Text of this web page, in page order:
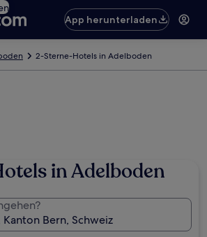
App herunterladen
2-Sterne-Hotels in Adelboden
in Adelboden
Bern, Schweiz